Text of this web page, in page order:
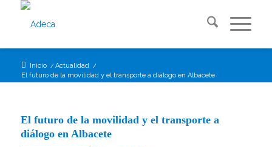
Inicio / Actualidad /
El futuro de la movilidad y el transporte a diálogo en Albacete
El futuro de la movilidad y el transporte a
diálogo en Albacete